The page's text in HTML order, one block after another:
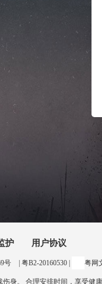
护 用户协议
号 | 粤B2-20160530 | 粤网
身。 合理安排时间，享受健